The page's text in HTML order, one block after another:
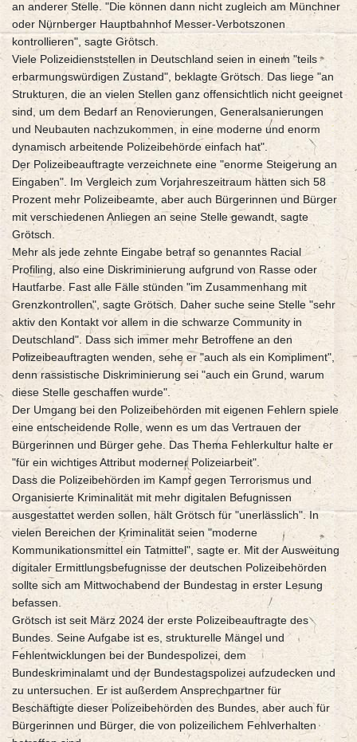
an anderer Stelle. "Die können dann nicht zugleich am Münchner
oder Nürnberger Hauptbahnhof Messer-Verbotszonen
kontrollieren", sagte Grötsch.
Viele Polizeidienststellen in Deutschland seien in einem "teils
erbarmungswürdigen Zustand", beklagte Grötsch. Das liege "an
Strukturen, die an vielen Stellen ganz offensichtlich nicht geeignet
sind, um dem Bedarf an Renovierungen, Generalsanierungen
und Neubauten nachzukommen, in eine moderne und enorm
dynamisch arbeitende Polizeibehörde einfach hat".
Der Polizeibeauftragte verzeichnete eine "enorme Steigerung an
Eingaben". Im Vergleich zum Vorjahreszeitraum hätten sich 58
Prozent mehr Polizeibeamte, aber auch Bürgerinnen und Bürger
mit verschiedenen Anliegen an seine Stelle gewandt, sagte
Grötsch.
Mehr als jede zehnte Eingabe betraf so genanntes Racial
Profiling, also eine Diskriminierung aufgrund von Rasse oder
Hautfarbe. Fast alle Fälle stünden "im Zusammenhang mit
Grenzkontrollen", sagte Grötsch. Daher suche seine Stelle "sehr
aktiv den Kontakt vor allem in die schwarze Community in
Deutschland". Dass sich immer mehr Betroffene an den
Polizeibeauftragten wenden, sehe er "auch als ein Kompliment",
denn rassistische Diskriminierung sei "auch ein Grund, warum
diese Stelle geschaffen wurde".
Der Umgang bei den Polizeibehörden mit eigenen Fehlern spiele
eine entscheidende Rolle, wenn es um das Vertrauen der
Bürgerinnen und Bürger gehe. Das Thema Fehlerkultur halte er
"für ein wichtiges Attribut moderner Polizeiarbeit".
Dass die Polizeibehörden im Kampf gegen Terrorismus und
Organisierte Kriminalität mit mehr digitalen Befugnissen
ausgestattet werden sollen, hält Grötsch für "unerlässlich". In
vielen Bereichen der Kriminalität seien "moderne
Kommunikationsmittel ein Tatmittel", sagte er. Mit der Ausweitung
digitaler Ermittlungsbefugnisse der deutschen Polizeibehörden
sollte sich am Mittwochabend der Bundestag in erster Lesung
befassen.
Grötsch ist seit März 2024 der erste Polizeibeauftragte des
Bundes. Seine Aufgabe ist es, strukturelle Mängel und
Fehlentwicklungen bei der Bundespolizei, dem
Bundeskriminalamt und der Bundestagspolizei aufzudecken und
zu untersuchen. Er ist außerdem Ansprechpartner für
Beschäftigte dieser Polizeibehörden des Bundes, aber auch für
Bürgerinnen und Bürger, die von polizeilichem Fehlverhalten